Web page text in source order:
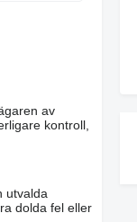
av
kontroll,
utvalda
dolda fel eller